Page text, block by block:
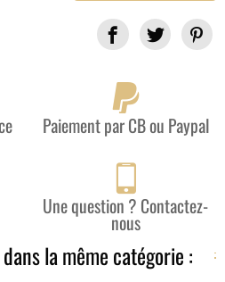
Paiement par CB ou Paypal
Une question ? Contactez-
nous
la même catégorie :